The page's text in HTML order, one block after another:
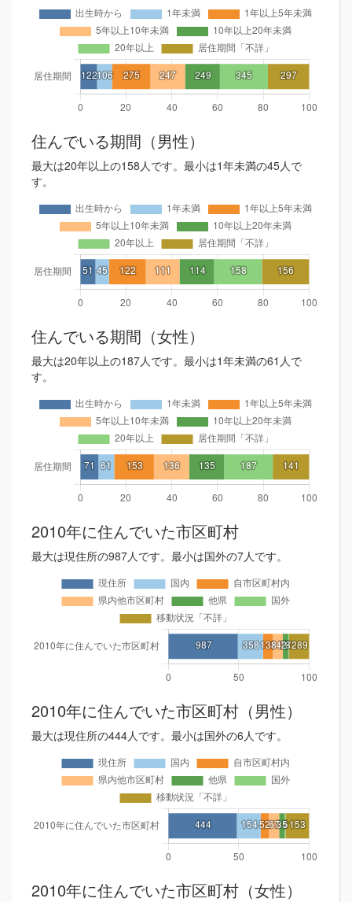
住んでいる期間（男性）
最大は20年以上の158人です。最小は1年未満の45人で
す。
住んでいる期間（女性）
最大は20年以上の187人です。最小は1年未満の61人で
す。
2010年に住んでいた市区町村
最大は現住所の987人です。最小は国外の7人です。
2010年に住んでいた市区町村（男性）
最大は現住所の444人です。最小は国外の6人です。
2010年に住んでいた市区町村（女性）